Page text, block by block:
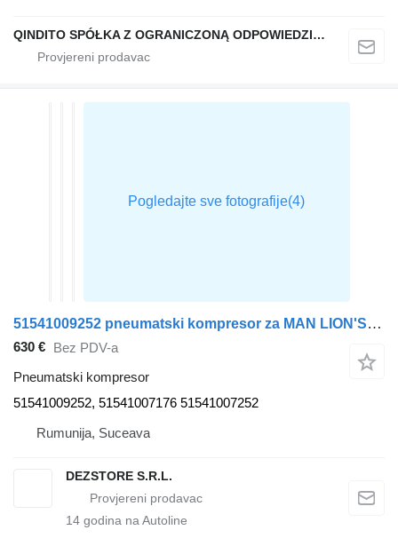
QINDITO SPÓŁKA Z OGRANICZONĄ ODPOWIEDZIALNOŚCIĄ
51541009252 pneumatski kompresor za MAN LION'S REGIO tegljača
630 € Bez PDV-a
Pneumatski kompresor
51541009252, 51541007176 51541007252
Rumunija, Suceava
DEZSTORE S.R.L.
14 godina na Autoline